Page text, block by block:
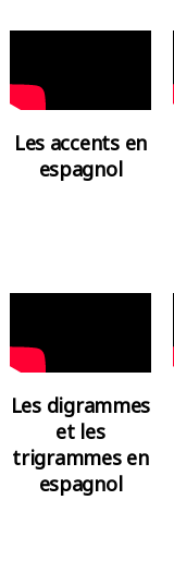
Les accents en
espagnol
Les digrammes
et les
trigrammes en
espagnol